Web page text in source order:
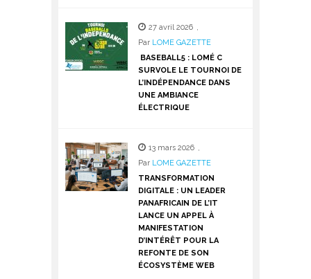
27 avril 2026 ,
Par LOME GAZETTE
BASEBALL5 : LOMÉ C
SURVOLE LE TOURNOI DE
L’INDÉPENDANCE DANS
UNE AMBIANCE
ÉLECTRIQUE
13 mars 2026 ,
Par LOME GAZETTE
TRANSFORMATION
DIGITALE : UN LEADER
PANAFRICAIN DE L’IT
LANCE UN APPEL À
MANIFESTATION
D’INTÉRÊT POUR LA
REFONTE DE SON
ÉCOSYSTÈME WEB